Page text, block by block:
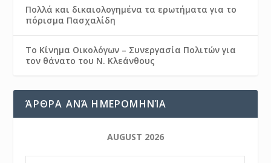
Πολλά και δικαιολογημένα τα ερωτήματα για το
πόρισμα Πασχαλίδη
Το Κίνημα Οικολόγων – Συνεργασία Πολιτών για
τον θάνατο του Ν. Κλεάνθους
ΆΡΘΡΑ ΑΝΆ ΗΜΕΡΟΜΗΝΊΑ
AUGUST 2026